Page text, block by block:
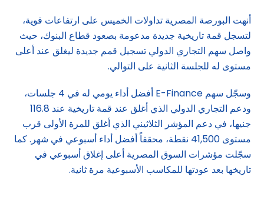
أنهت البورصة المصرية تداولات الخميس على ارتفاعات قوية،
لتسجل قمة تاريخية جديدة مدعومة بصعود قطاع البنوك، حيث
واصل سهم التجاري الدولي تسجيل قمم جديدة ليغلق عند أعلى
مستوى له للجلسة الثانية على التوالي.
وسجّل سهم E-Finance أفضل أداء يومي له في 4 جلسات،
ودعم التجاري الدولي الذي أغلق عند قمة تاريخية عند 116.8
جنيها، في دعم المؤشر الثلاثيني الذي أغلق للمرة الأولى قرب
مستوى 41,500 نقطة، محققاً أفضل أداء أسبوعي في شهر. كما
سجّلت مؤشرات السوق المصرية أعلى إغلاق أسبوعي في
تاريخها بعد عودتها للمكاسب الأسبوعية مرة ثانية.